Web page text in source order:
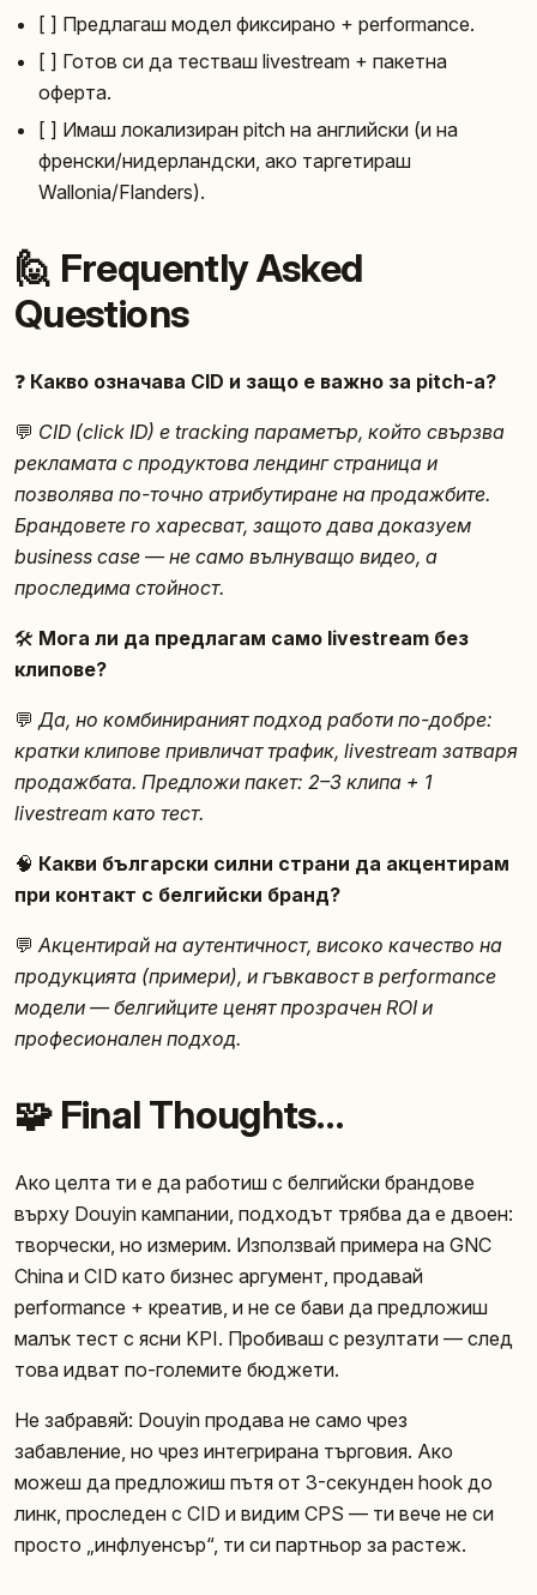
[ ] Предлагаш модел фиксирано + performance.
[ ] Готов си да тествaш livestream + пакетна
оферта.
[ ] Имаш локализиран pitch на английски (и на
френски/нидерландски, ако таргетираш
Wallonia/Flanders).
🙋 Frequently Asked
Questions
❓ Какво означава CID и защо е важно за pitch-a?
💬 CID (click ID) е tracking параметър, който свързва
рекламата с продуктова лендинг страница и
позволява по-точно атрибутиране на продажбите.
Брандовете го харесват, защото дава доказуем
business case — не само вълнуващо видео, а
проследима стойност.
🛠️ Мога ли да предлагам само livestream без
клипове?
💬 Да, но комбинираният подход работи по-добре:
кратки клипове привличат трафик, livestream затваря
продажбата. Предложи пакет: 2–3 клипа + 1
livestream като тест.
🧠 Какви български силни страни да акцентирам
при контакт с белгийски бранд?
💬 Акцентирай на аутентичност, високо качество на
продукцията (примери), и гъвкавост в performance
модели — белгийците ценят прозрачен ROI и
професионален подход.
🧩 Final Thoughts…
Ако целта ти е да работиш с белгийски брандове
върху Douyin кампании, подходът трябва да е двоен:
творчески, но измерим. Използвай примера на GNC
China и CID като бизнес аргумент, продавай
performance + креатив, и не се бави да предложиш
малък тест с ясни KPI. Пробиваш с резултати — след
това идват по-големите бюджети.
Не забравяй: Douyin продава не само чрез
забавление, но чрез интегрирана търговия. Ако
можеш да предложиш пътя от 3-секунден hook до
линк, проследен с CID и видим CPS — ти вече не си
просто „инфлуенсър“, ти си партньор за растеж.